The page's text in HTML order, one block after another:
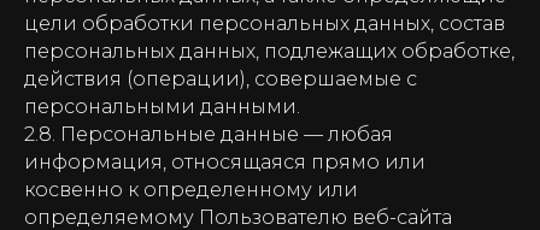
цели обработки персональных данных, состав
персональных данных, подлежащих обработке,
действия (операции), совершаемые с
персональными данными.
2.8. Персональные данные — любая
информация, относящаяся прямо или
косвенно к определенному или
определяемому Пользователю веб-сайта